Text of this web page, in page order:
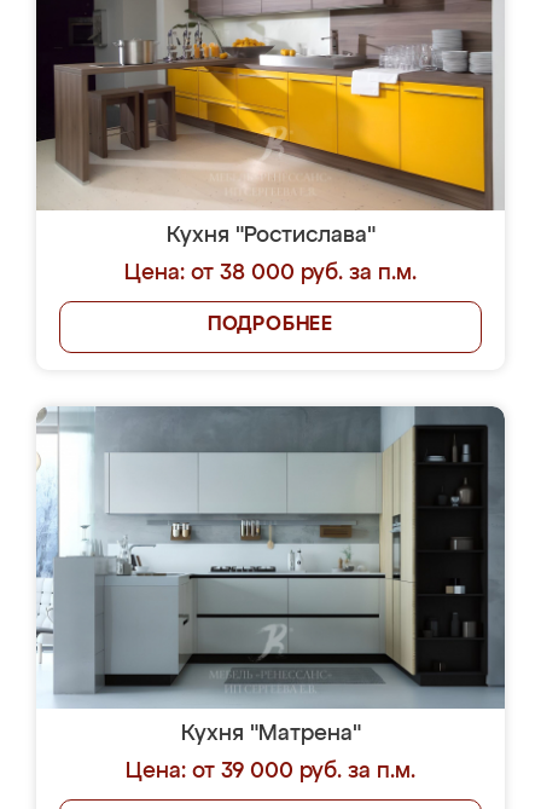
Кухня "Ростислава"
Цена: от 38 000 руб. за п.м.
ПОДРОБНЕЕ
Кухня "Матрена"
Цена: от 39 000 руб. за п.м.